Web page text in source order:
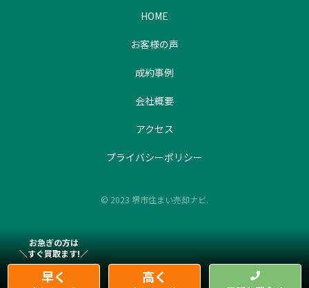
HOME
お客様の声
成約事例
会社概要
アクセス
プライバシーポリシー
© 2023 堺市住まい売却ナビ.
早く
お急ぎの方は
＼すぐ買取ます!／
高く